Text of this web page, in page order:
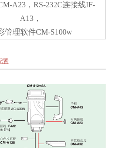
A23，RS-232C连接线IF-
A13，
管理软件CM-S100w
置